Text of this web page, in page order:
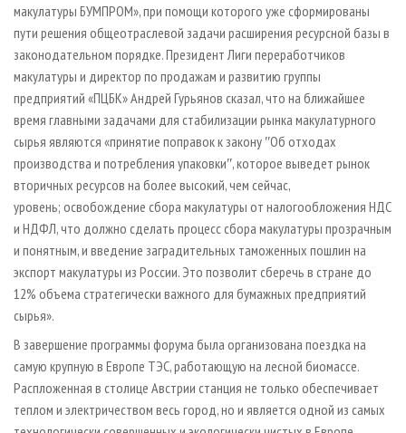
макулатуры БУМПРОМ», при помощи которого уже сформированы
пути решения общеотраслевой задачи расширения ресурсной базы в
законодательном порядке. Президент Лиги переработчиков
макулатуры и директор по продажам и развитию группы
предприятий «ПЦБК» Андрей Гурьянов сказал, что на ближайшее
время главными задачами для стабилизации рынка макулатурного
сырья являются «принятие поправок к закону ʺОб отходах
производства и потребления упаковкиʺ, которое выведет рынок
вторичных ресурсов на более высокий, чем сейчас,
уровень; освобождение сбора макулатуры от налогообложения НДС
и НДФЛ, что должно сделать процесс сбора макулатуры прозрачным
и понятным, и введение заградительных таможенных пошлин на
экспорт макулатуры из России. Это позволит сберечь в стране до
12% объема стратегически важного для бумажных предприятий
сырья».
В завершение программы форума была организована поездка на
самую крупную в Европе ТЭС, работающую на лесной биомассе.
Распложенная в столице Австрии станция не только обеспечивает
теплом и электричеством весь город, но и является одной из самых